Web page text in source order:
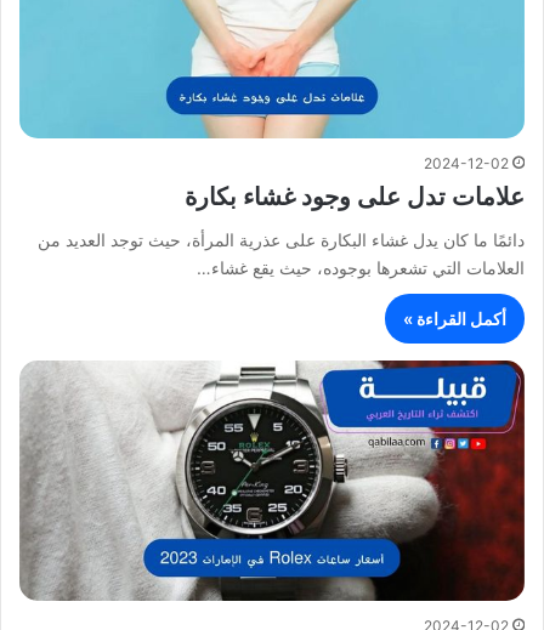
2024-12-02
علامات تدل على وجود غشاء بكارة
دائمًا ما كان يدل غشاء البكارة على عذرية المرأة، حيث توجد العديد من
العلامات التي تشعرها بوجوده، حيث يقع غشاء…
أكمل القراءة »
2024-12-02